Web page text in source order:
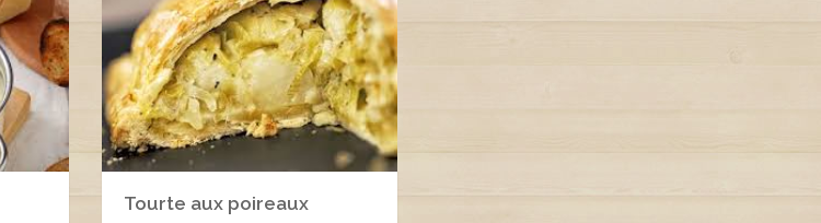
Tourte aux poireaux